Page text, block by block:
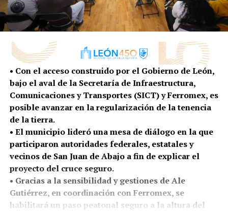
• Con el acceso construido por el Gobierno de León,
bajo el aval de la Secretaría de Infraestructura,
Comunicaciones y Transportes (SICT) y Ferromex, es
posible avanzar en la regularización de la tenencia
de la tierra.
• El municipio lideró una mesa de diálogo en la que
participaron autoridades federales, estatales y
vecinos de San Juan de Abajo a fin de explicar el
proyecto del cruce seguro.
• Gracias a la sensibilidad y gestiones de Ale
Gutiérrez, en coordinación con Ferromex, se
habilitará un paso peatonal seguro a la altura del